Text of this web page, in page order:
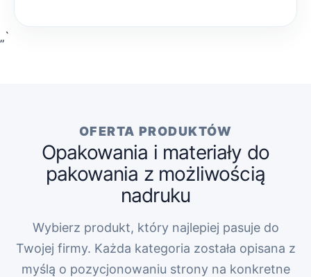
„`
OFERTA PRODUKTÓW
Opakowania i materiały do
pakowania z możliwością
nadruku
Wybierz produkt, który najlepiej pasuje do
Twojej firmy. Każda kategoria została opisana z
myślą o pozycjonowaniu strony na konkretne